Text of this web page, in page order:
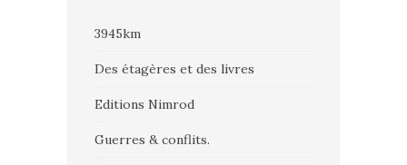
3945km
Des étagères et des livres
Editions Nimrod
Guerres & conflits.